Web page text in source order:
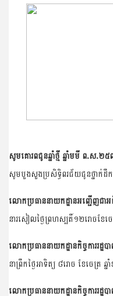
សូមគោរពជូនឆ្នាំថ្មី ឆ្នាំមមី ព.ស.
សូមបួងសួងប្រសិទ្ធិពរជ័យជូនថ្នាក់ដឹក
នារសៀលថ្ងៃព្រហស្បតិ៍១២រោចខែច
នាព្រឹកថ្ងៃអាទិត្យ ៨រោច ខែចេត្រ